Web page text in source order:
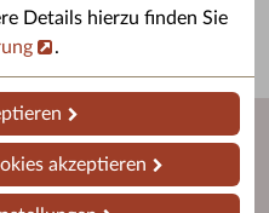
Details hierzu finden Sie
.
akzeptieren